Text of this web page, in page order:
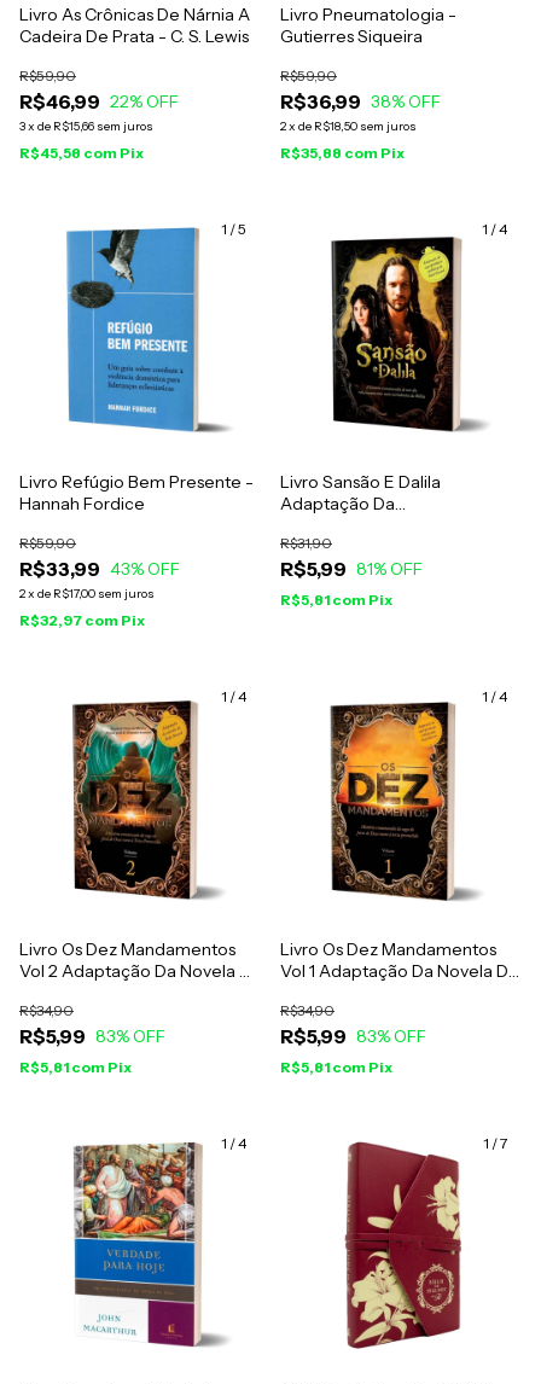
Livro As Crônicas De Nárnia A
Cadeira De Prata - C. S. Lewis
R$46,99
R$59,90
22% OFF
3x de R$15,66 sem juros
R$45,58 com Pix
Livro Pneumatologia -
Gutierres Siqueira
R$36,99
R$59,90
38% OFF
2x de R$18,50 sem juros
R$35,88 com Pix
1 /5
Livro Refúgio Bem Presente -
Hannah Fordice
R$33,99
R$59,90
43% OFF
2x de R$17,00 sem juros
R$32,97 com Pix
1 /4
Livro Sansão E Dalila
Adaptação Da
Rede Record
R$5,99
R$31,90
81% OFF
R$5,81 com Pix
1 /4
Livro Os Dez Mandamentos
Vol 2 Adaptação Da Novela Da
R$5,99
R$34,90
83% OFF
R$5,81 com Pix
1 /4
Livro Os Dez Mandamentos
Vol 1 Adaptação Da Novela Da
R$5,99
R$34,90
83% OFF
R$5,81 com Pix
1 /4 1 /7